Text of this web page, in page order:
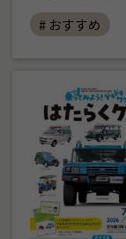
# おすすめ